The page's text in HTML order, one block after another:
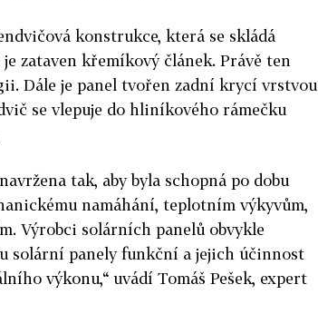
konstrukce, která se skládá
zataven křemíkový článek. Právě ten
Dále je panel tvořen zadní krycí vrstvou
se vlepuje do hliníkového rámečku
tak, aby byla schopná po dobu
namáhání, teplotním výkyvům,
Výrobci solárních panelů obvykle
solární panely funkční a jejich účinnost
výkonu,“ uvádí Tomáš Pešek, expert